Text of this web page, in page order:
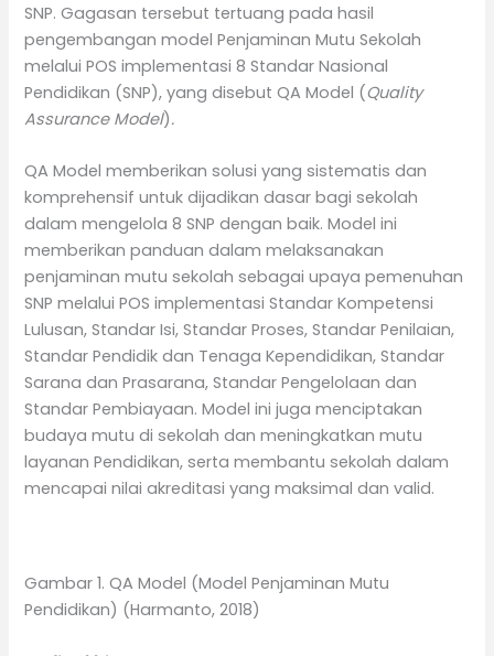
SNP. Gagasan tersebut tertuang pada hasil
pengembangan model Penjaminan Mutu Sekolah
melalui POS implementasi 8 Standar Nasional
Pendidikan (SNP), yang disebut QA Model (Quality
Assurance Model).
QA Model memberikan solusi yang sistematis dan
komprehensif untuk dijadikan dasar bagi sekolah
dalam mengelola 8 SNP dengan baik. Model ini
memberikan panduan dalam melaksanakan
penjaminan mutu sekolah sebagai upaya pemenuhan
SNP melalui POS implementasi Standar Kompetensi
Lulusan, Standar Isi, Standar Proses, Standar Penilaian,
Standar Pendidik dan Tenaga Kependidikan, Standar
Sarana dan Prasarana, Standar Pengelolaan dan
Standar Pembiayaan. Model ini juga menciptakan
budaya mutu di sekolah dan meningkatkan mutu
layanan Pendidikan, serta membantu sekolah dalam
mencapai nilai akreditasi yang maksimal dan valid.
Gambar 1. QA Model (Model Penjaminan Mutu
Pendidikan) (Harmanto, 2018)